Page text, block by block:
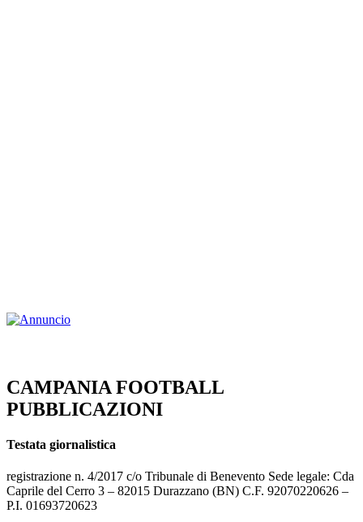
CAMPANIA FOOTBALL
PUBBLICAZIONI
Testata giornalistica
registrazione n. 4/2017 c/o Tribunale di Benevento Sede legale: Cda
Caprile del Cerro 3 – 82015 Durazzano (BN) C.F. 92070220626 –
P.I. 01693720623